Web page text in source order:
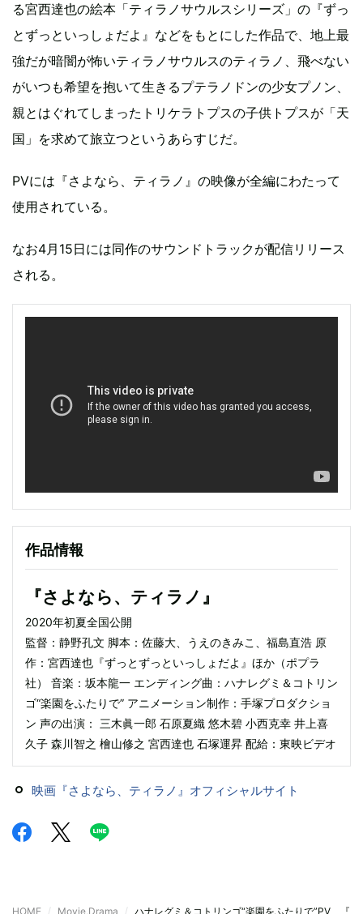
る宮西達也の絵本「ティラノサウルスシリーズ」の『ずっ
とずっといっしょだよ』などをもとにした作品で、地上最
強だが暗闇が怖いティラノサウルスのティラノ、飛べない
がいつも希望を抱いて生きるプテラノドンの少女プノン、
親とはぐれてしまったトリケラトプスの子供トプスが「天
国」を求めて旅立つというあらすじだ。
PVには『さよなら、ティラノ』の映像が全編にわたって
使用されている。
なお4月15日には同作のサウンドトラックが配信リリース
される。
作品情報
『さよなら、ティラノ』
2020年初夏全国公開
監督：静野孔文 脚本：佐藤大、うえのきみこ、福島直浩 原
作：宮西達也『ずっとずっといっしょだよ』ほか（ポプラ
社） 音楽：坂本龍一 エンディング曲：ハナレグミ＆コトリン
ゴ“楽園をふたりで” アニメーション制作：手塚プロダクショ
ン 声の出演： 三木眞一郎 石原夏織 悠木碧 小西克幸 井上喜
久子 森川智之 檜山修之 宮西達也 石塚運昇 配給：東映ビデオ
映画『さよなら、ティラノ』オフィシャルサイト
HOME Movie,Drama ハナレグミ＆コトリンゴ“楽園をふたりで”PV 『さ